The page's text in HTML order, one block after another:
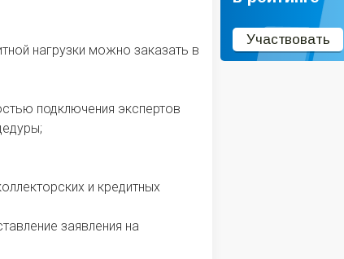
нагрузки можно заказать в
подключения экспертов
и кредитных
заявления на
Участвовать